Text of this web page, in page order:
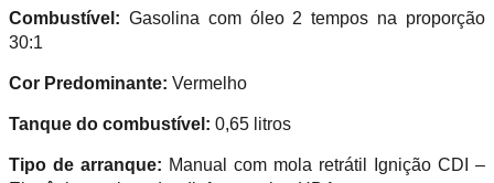
Combustível: Gasolina com óleo 2 tempos na proporção
30:1
Cor Predominante: Vermelho
Tanque do combustível: 0,65 litros
Tipo de arranque: Manual com mola retrátil Ignição CDI –